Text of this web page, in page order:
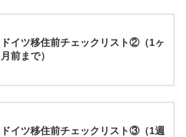
ドイツ移住前チェックリスト②（1ヶ
月前まで）
ドイツ移住前チェックリスト③（1週